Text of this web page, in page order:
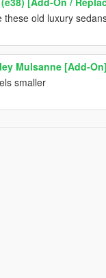
old luxury
Mulsanne [Add-On]
smaller